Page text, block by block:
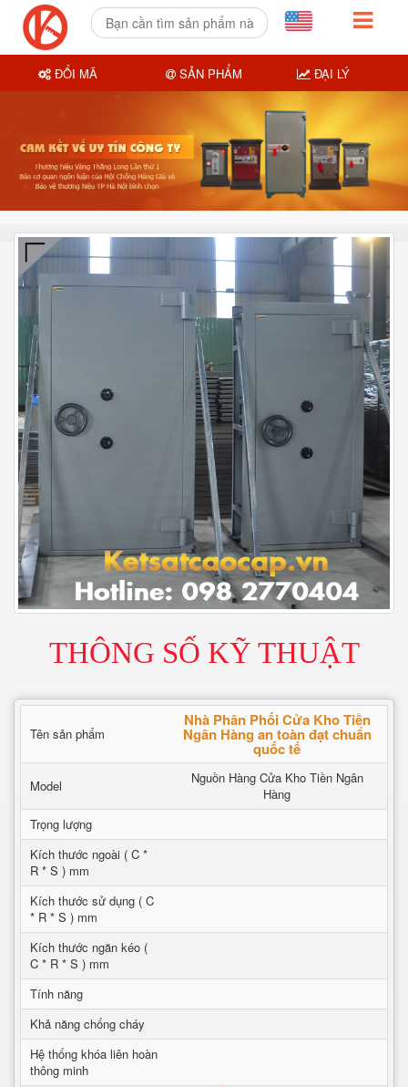
THÔNG SỐ KỸ THUẬT
Tên sản phẩm
Nhà Phân Phối Cửa Kho Tiền
Ngân Hàng an toàn đạt chuẩn
quốc tế
Model
Nguồn Hàng Cửa Kho Tiền Ngân
Hàng
Trọng lượng
Kích thước ngoài ( C *
R * S ) mm
Kích thước sử dụng ( C
* R * S ) mm
Kích thước ngăn kéo (
C * R * S ) mm
Tính năng
Khả năng chống cháy
Hệ thống khóa liên hoàn
thông minh
ĐỔI MÃ SẢN PHẨM ĐẠI LÝ